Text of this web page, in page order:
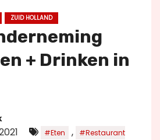
ZUID HOLLAND
+ Drinken in
#Eten ,
#Restaurant